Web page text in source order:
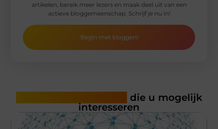
artikelen, bereik meer lezers en maak deel uit van een
actieve bloggemeenschap. Schrijf je nu in!
Begin met bloggen!
die u mogelijk
interesseren